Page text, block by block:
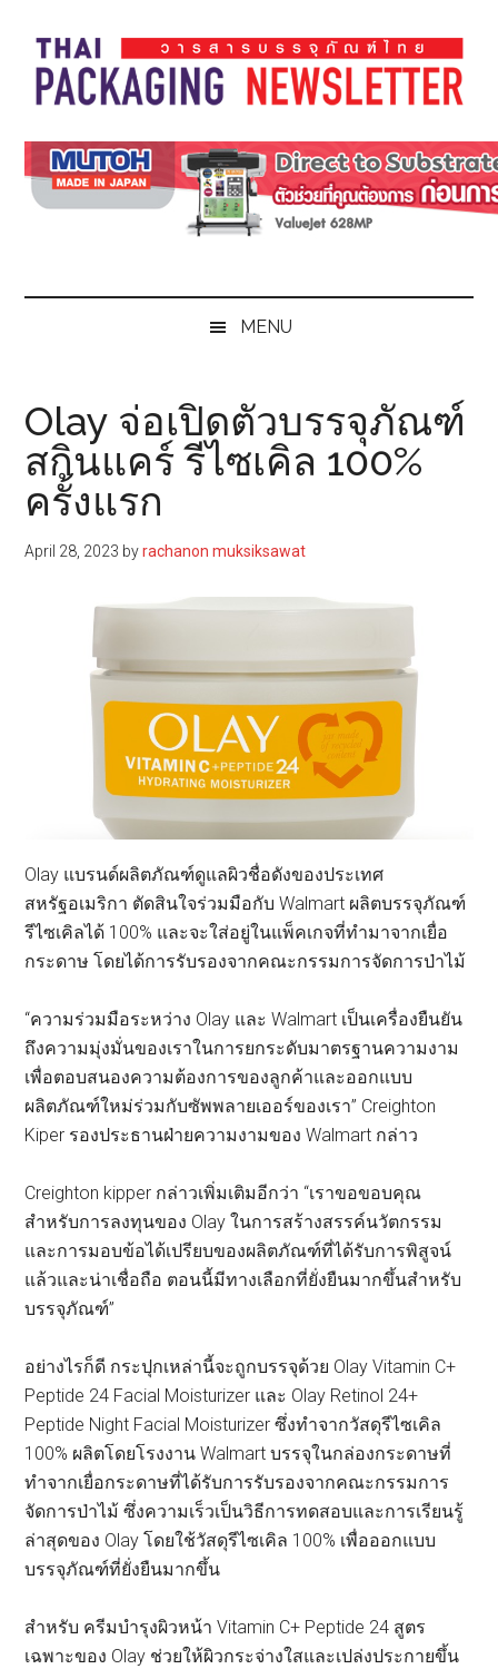
main
content
secondary
menu
primary
sidebar
footer
Thai
Pack
Magazine
Pack
Magazine
MENU
Olay จ่อเปิดตัวบรรจุภัณฑ์
สกินแคร์ รีไซเคิล 100%
ครั้งแรก
April 28, 2023 byrachanon muksiksawat
Olay แบรนด์ผลิตภัณฑ์ดูแลผิวชื่อดังของประเทศ
สหรัฐอเมริกา ตัดสินใจร่วมมือกับ Walmart ผลิตบรรจุภัณฑ์
รีไซเคิลได้ 100% และจะใส่อยู่ในแพ็คเกจที่ทำมาจากเยื่อ
กระดาษ โดยได้การรับรองจากคณะกรรมการจัดการป่าไม้
“ความร่วมมือระหว่าง Olay และ Walmart เป็นเครื่องยืนยัน
ถึงความมุ่งมั่นของเราในการยกระดับมาตรฐานความงาม
เพื่อตอบสนองความต้องการของลูกค้าและออกแบบ
ผลิตภัณฑ์ใหม่ร่วมกับซัพพลายเออร์ของเรา” Creighton
Kiper รองประธานฝ่ายความงามของ Walmart กล่าว
Creighton kipper กล่าวเพิ่มเติมอีกว่า “เราขอขอบคุณ
สำหรับการลงทุนของ Olay ในการสร้างสรรค์นวัตกรรม
และการมอบข้อได้เปรียบของผลิตภัณฑ์ที่ได้รับการพิสูจน์
แล้วและน่าเชื่อถือ ตอนนี้มีทางเลือกที่ยั่งยืนมากขึ้นสำหรับ
บรรจุภัณฑ์”
อย่างไรก็ดี กระปุกเหล่านี้จะถูกบรรจุด้วย Olay Vitamin C+
Peptide 24 Facial Moisturizer และ Olay Retinol 24+
Peptide Night Facial Moisturizer ซึ่งทำจากวัสดุรีไซเคิล
100% ผลิตโดยโรงงาน Walmart บรรจุในกล่องกระดาษที่
ทำจากเยื่อกระดาษที่ได้รับการรับรองจากคณะกรรมการ
จัดการป่าไม้ ซึ่งความเร็วเป็นวิธีการทดสอบและการเรียนรู้
ล่าสุดของ Olay โดยใช้วัสดุรีไซเคิล 100% เพื่อออกแบบ
บรรจุภัณฑ์ที่ยั่งยืนมากขึ้น
สำหรับ ครีมบำรุงผิวหน้า Vitamin C+ Peptide 24 สูตร
เฉพาะของ Olay ช่วยให้ผิวกระจ่างใสและเปล่งประกายขึ้น